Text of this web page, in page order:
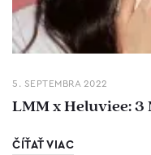
5. SEPTEMBRA 2022
LMM x Heluviee:
ČÍŤAŤ VIAC